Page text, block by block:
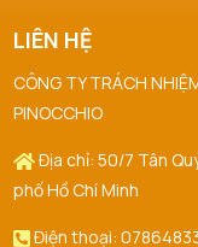
Da Chết Dove
Trần Thị Hà Vy đã
Skin1004
Ngô Thủy Phương
Kem Lì 3CE Sepia
LIÊN HỆ
CÔNG TY TRÁCH
PINOCCHIO
Địa chỉ: 50/7 Tân
phố Hồ Chí Minh
Điện thoại: